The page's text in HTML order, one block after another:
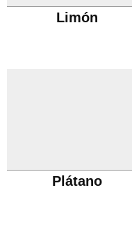
Limón
Plátano